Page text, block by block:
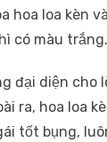
hoa loa kèn
có màu trắng.
đại diện cho
ra, hoa loa
tốt bụng,